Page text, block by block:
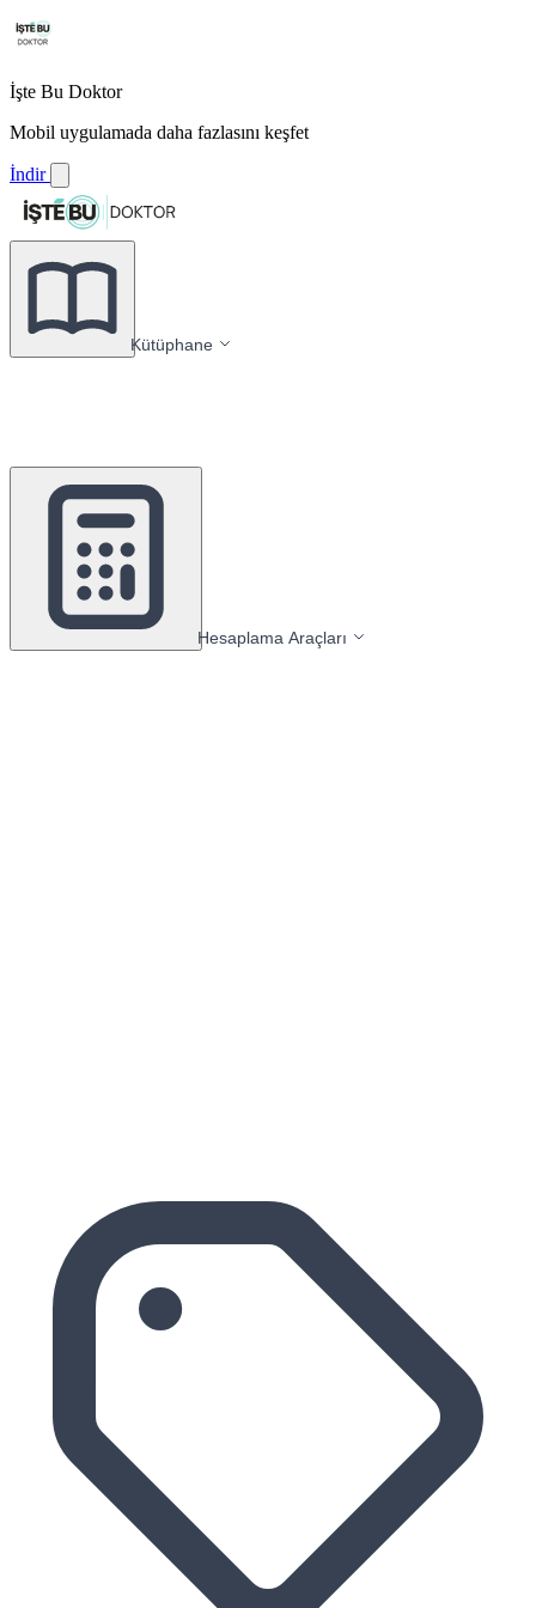
İşte Bu Doktor
Mobil uygulamada daha fazlasını keşfet
İndir
Kütüphane
Hesaplama Araçları